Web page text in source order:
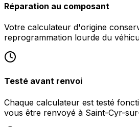
Réparation au composant
Votre calculateur d'origine
reprogrammation lourde du
Testé avant renvoi
Chaque calculateur est testé
vous être renvoyé à Saint-Cyr-